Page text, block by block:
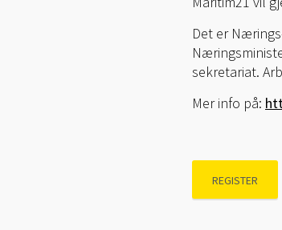
Det er
sekretariat.
Mer info på:
REGISTER